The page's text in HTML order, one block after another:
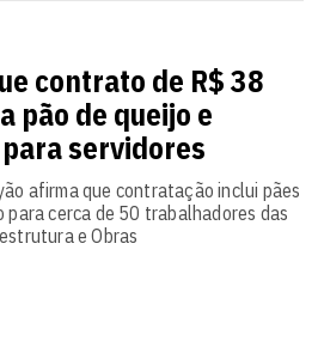
contrato de R$ 38
pão de queijo e
servidores
afirma que contratação inclui pães
para cerca de 50 trabalhadores das
e Obras